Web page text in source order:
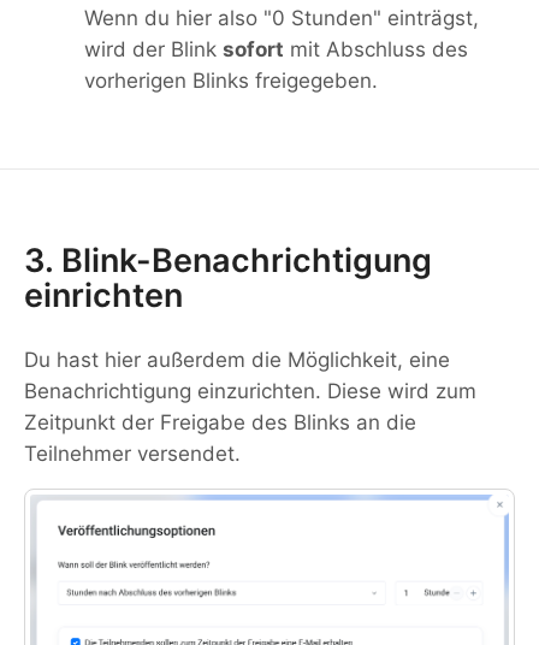
Wenn du hier also "0 Stunden" einträgst,
wird der Blink sofort mit Abschluss des
vorherigen Blinks freigegeben.
3. Blink-Benachrichtigung
einrichten
Du hast hier außerdem die Möglichkeit, eine
Benachrichtigung einzurichten. Diese wird zum
Zeitpunkt der Freigabe des Blinks an die
Teilnehmer versendet.